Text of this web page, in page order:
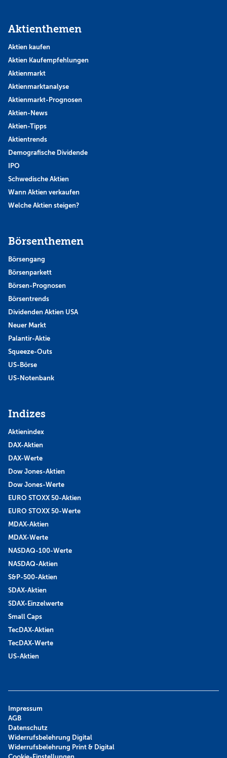
Aktienthemen
Aktien kaufen
Aktien Kaufempfehlungen
Aktienmarkt
Aktienmarktanalyse
Aktienmarkt-Prognosen
Aktien-News
Aktien-Tipps
Aktientrends
Demografische Dividende
IPO
Schwedische Aktien
Wann Aktien verkaufen
Welche Aktien steigen?
Börsenthemen
Börsengang
Börsenparkett
Börsen-Prognosen
Börsentrends
Dividenden Aktien USA
Neuer Markt
Palantir-Aktie
Squeeze-Outs
US-Börse
US-Notenbank
Indizes
Aktienindex
DAX-Aktien
DAX-Werte
Dow Jones-Aktien
Dow Jones-Werte
EURO STOXX 50-Aktien
EURO STOXX 50-Werte
MDAX-Aktien
MDAX-Werte
NASDAQ-100-Werte
NASDAQ-Aktien
S&P-500-Aktien
SDAX-Aktien
SDAX-Einzelwerte
Small Caps
TecDAX-Aktien
TecDAX-Werte
US-Aktien
Impressum
AGB
Datenschutz
Widerrufsbelehrung Digital
Widerrufsbelehrung Print & Digital